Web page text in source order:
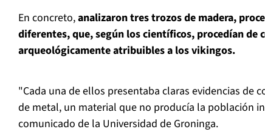
En concreto,analizaron tres trozos de madera,
diferentes, que, según los científicos, procedían de
arqueológicamente atribuibles a los vikingos.
"Cada una de ellos presentaba claras evidencias de
de metal, un material que no producía la población
comunicado de la Universidad de Groninga.